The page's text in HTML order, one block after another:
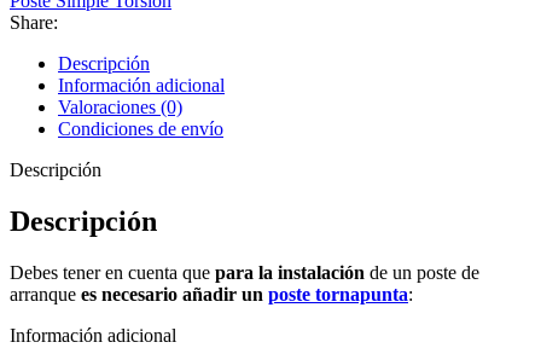
Share:
Descripción
Información adicional
Valoraciones (0)
Condiciones de envío
Descripción
Descripción
Debes tener en cuenta que para la instalación de un poste de
arranque es necesario añadir un poste tornapunta:
Información adicional